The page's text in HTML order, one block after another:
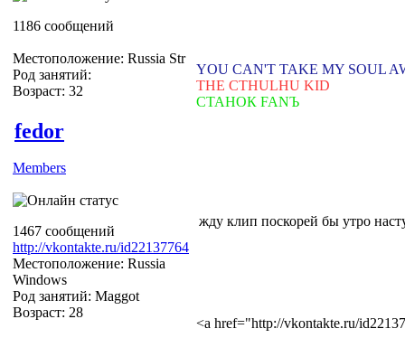
1186 сообщений
Местоположение: Russia Str
Род занятий:
Возраст: 32
YOU CAN'T TAKE MY SOUL
THE CTHULHU KID
СТАНОК FANЪ
fedor
Members
1467 сообщений
http://vkontakte.ru/id22137764
Местоположение: Russia
Windows
Род занятий: Maggot
Возраст: 28
жду клип поскорей бы утро
<a href="http://vkontakte.ru/